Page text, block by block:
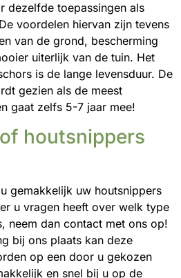
dezelfde toepassingen als
voordelen hiervan zijn tevens
van de grond, bescherming
uiterlijk van de tuin. Het
is de lange levensduur. De
gezien als de meest
gaat zelfs 5-7 jaar mee!
houtsnippers
gemakkelijk uw houtsnippers
u vragen heeft over welk type
neem dan contact met ons op!
bij ons plaats kan deze
op een door u gekozen
en snel bij u op de